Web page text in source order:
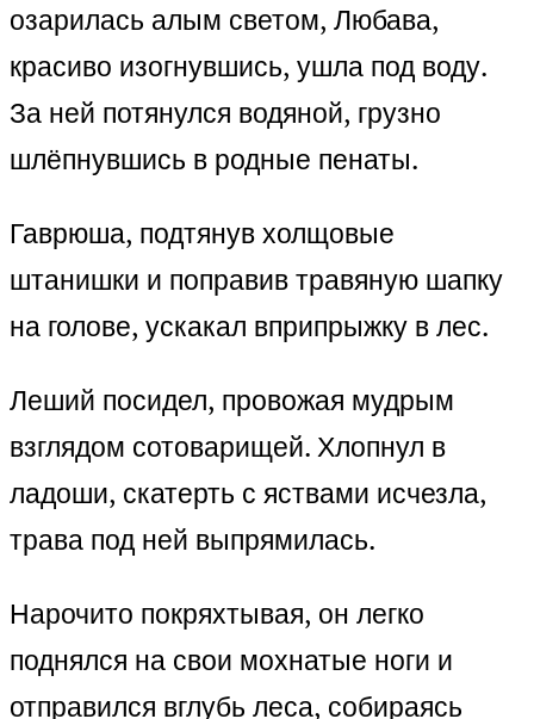
озарилась алым светом, Любава,
красиво изогнувшись, ушла под воду.
За ней потянулся водяной, грузно
шлёпнувшись в родные пенаты.
Гаврюша, подтянув холщовые
штанишки и поправив травяную шапку
на голове, ускакал вприпрыжку в лес.
Леший посидел, провожая мудрым
взглядом сотоварищей. Хлопнул в
ладоши, скатерть с яствами исчезла,
трава под ней выпрямилась.
Нарочито покряхтывая, он легко
поднялся на свои мохнатые ноги и
отправился вглубь леса, собираясь